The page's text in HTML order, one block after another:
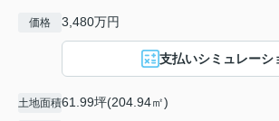
価格 3,480万円
支払いシミュレーシ
土地面積61.99坪(204.94㎡)